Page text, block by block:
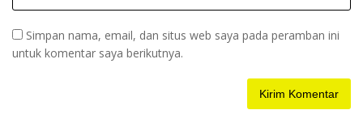
Simpan nama, email, dan situs web saya pada peramban ini
untuk komentar saya berikutnya.